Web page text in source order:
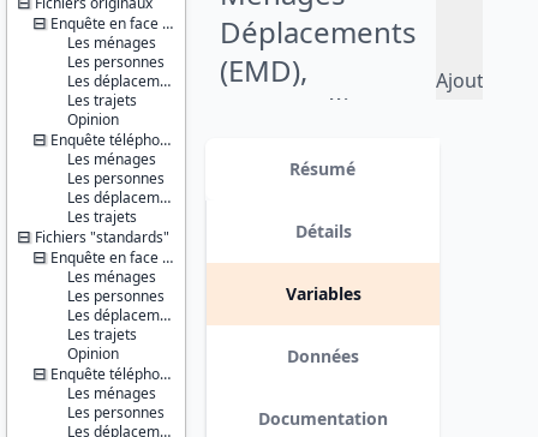
JEU DE
DONNÉES
Déplacements
(EMD),
Montpellier /
métropolitaine
montpelliéraine
- 2014
Ajouter
Version 1 date : 2015-08-17
Enquête en face à face
Les ménages
Les personnes
Les déplacements
Les trajets
Opinion
Enquête téléphonique
Les ménages
Les personnes
Les déplacements
Les trajets
Fichiers "standards"
Enquête en face à face
Les ménages
Les personnes
Les déplacements
Les trajets
Opinion
Enquête téléphonique
Les ménages
Les personnes
Les déplacements
Identifiants :
lil-0937
doi:10.13144/lil-
0937
Thèmes :
Données
localisées
Conditions
de vie et
société
Transport
et voyage
Série :
Enquêtes
Résumé
Détails
Variables
Données
Documentation